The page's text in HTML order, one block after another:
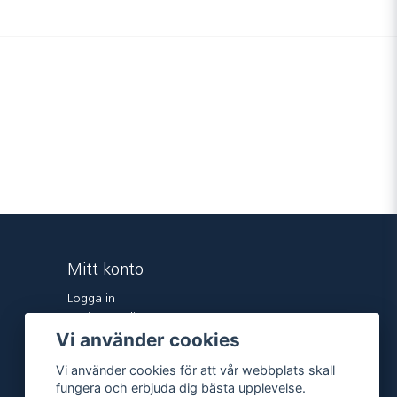
Mitt konto
Logga in
Glömt lösenord?
Vi använder cookies
Vi använder cookies för att vår webbplats skall
fungera och erbjuda dig bästa upplevelse.